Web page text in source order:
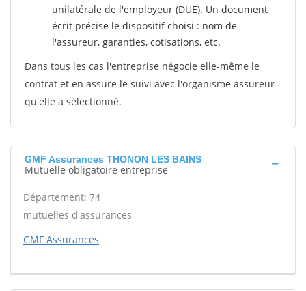
unilatérale de l'employeur (DUE). Un document
écrit précise le dispositif choisi : nom de
l'assureur, garanties, cotisations, etc.
Dans tous les cas l'entreprise négocie elle-même le
contrat et en assure le suivi avec l'organisme assureur
qu'elle a sélectionné.
GMF Assurances THONON LES BAINS
Mutuelle obligatoire entreprise
Département: 74
mutuelles d'assurances
GMF Assurances